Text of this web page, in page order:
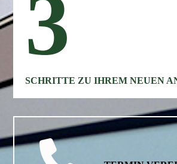
3
SCHRITTE ZU IHREM NEUEN